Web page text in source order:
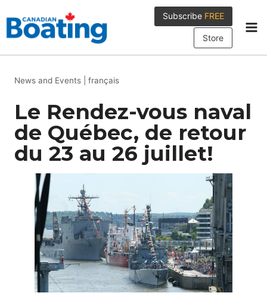
to
content
Subscribe FREE
Store
News and Events français
Le Rendez-vous naval
de Québec, de retour
du 23 au 26 juillet!